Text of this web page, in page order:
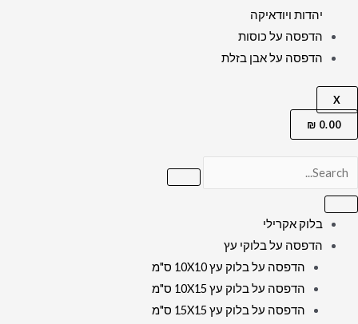
יהדות ויודאיקה
הדפסה על כוסות
הדפסה על אבן בזלת
X
0.00
₪
בלוק אקרילי
הדפסה על בלוקי עץ
הדפסה על בלוק עץ 10X10 ס"מ
הדפסה על בלוק עץ 10X15 ס"מ
הדפסה על בלוק עץ 15X15 ס"מ